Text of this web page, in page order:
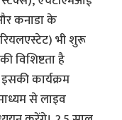
कनाडा के
भी शुरू
विशिष्टता है
कार्यक्रम
से लाइव